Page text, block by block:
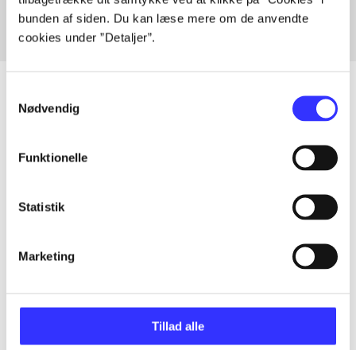
bunden af siden. Du kan læse mere om de anvendte
cookies under ”Detaljer”.
Nødvendig
Funktionelle
Statistik
Marketing
Tillad alle
Alle registrerede artikler fordelt på udgivelser
...
...
...